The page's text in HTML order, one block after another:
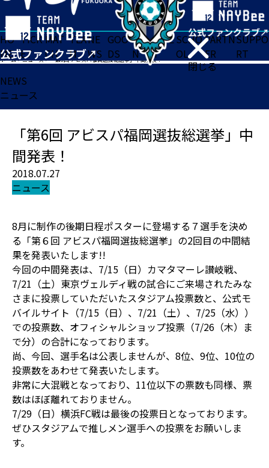
閉じる
HO
ME
TICK
ET
MAT
CH
TEA
M
NE
WS
GOO
DS
FA
N
ACADE
MY
SCHO
OL
PARTN
ER
SUPPO
RT
ホーム>ニュース>「第6回 アビスパ福岡選抜総選挙」中間発表！
NEWS
ニュース
「第6回 アビスパ福岡選抜総選挙」中
間発表！
2018.07.27
ニュース
8月に制作の後期日程ポスターに登場する７選手を決め
る「第６回 アビスパ福岡選抜総選挙」の2回目の中間結
果を発表いたします!!
今回の中間発表は、7/15（日）カマタマーレ讃岐戦、
7/21（土）東京ヴェルディ戦の試合にご来場されたみな
さまに投票していただいたスタジアム投票数と、公式モ
バイルサイト（7/15（日）、7/21（土）、7/25（水））
での投票数、オフィシャルショップ投票（7/26（木）ま
で分）の合計になっております。
尚、今回、選手名は公表しませんが、8位、9位、10位の
投票数をあわせて発表いたします。
非常に大混戦となっており、11位以下の票数も同様、票
数はほぼ離れておりません。
7/29（日）横浜FC戦は最後の投票日となっております。
ぜひスタジアムで推しメン選手への投票をお願いしま
す。